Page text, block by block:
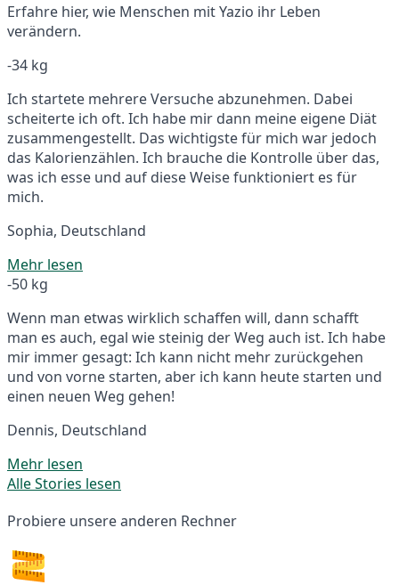
Erfahre hier, wie Menschen mit Yazio ihr Leben
verändern.
-34 kg
Ich startete mehrere Versuche abzunehmen. Dabei
scheiterte ich oft. Ich habe mir dann meine eigene Diät
zusammengestellt. Das wichtigste für mich war jedoch
das Kalorienzählen. Ich brauche die Kontrolle über das,
was ich esse und auf diese Weise funktioniert es für
mich.
Sophia, Deutschland
Mehr lesen
-50 kg
Wenn man etwas wirklich schaffen will, dann schafft
man es auch, egal wie steinig der Weg auch ist. Ich habe
mir immer gesagt: Ich kann nicht mehr zurückgehen
und von vorne starten, aber ich kann heute starten und
einen neuen Weg gehen!
Dennis, Deutschland
Mehr lesen
Alle Stories lesen
Probiere unsere anderen Rechner